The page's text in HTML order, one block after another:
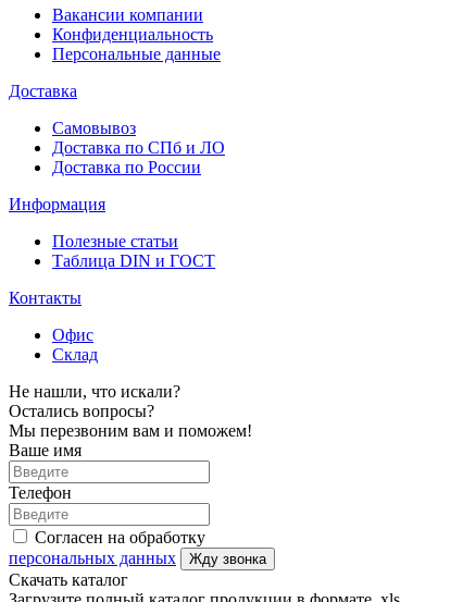
Вакансии компании
Конфиденциальность
Персональные данные
Доставка
Самовывоз
Доставка по СПб и ЛО
Доставка по России
Информация
Полезные статьи
Таблица DIN и ГОСТ
Контакты
Офис
Склад
Не нашли, что искали?
Остались вопросы?
Мы перезвоним вам и поможем!
Ваше имя
Телефон
Согласен на обработку
персональных данных
Жду звонка
Скачать каталог